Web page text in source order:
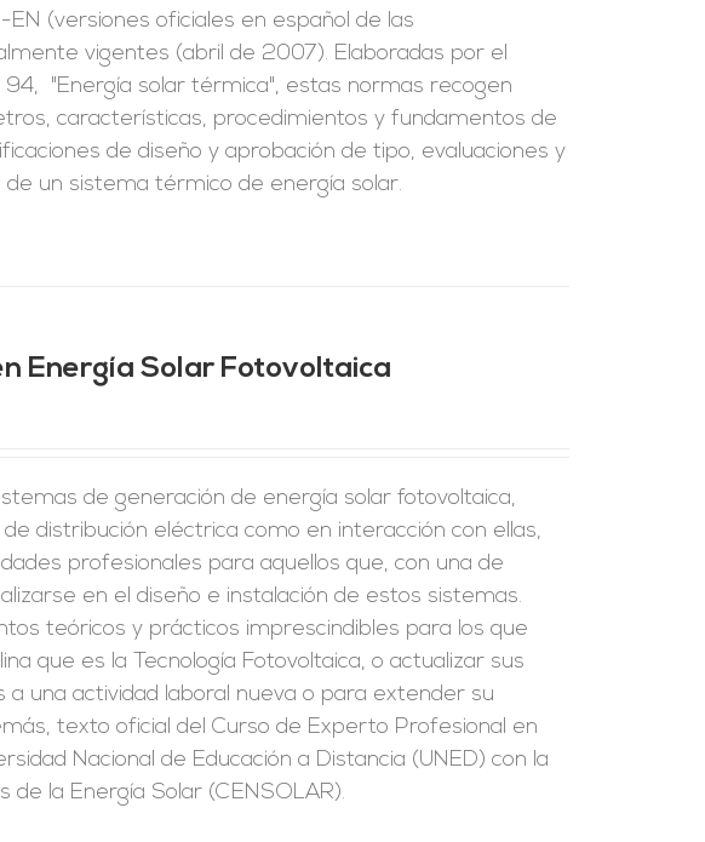
EN (versiones oficiales en español de las
vigentes (abril de 2007). Elaboradas por el
"Energía solar térmica", estas normas recogen
características, procedimientos y fundamentos de
de diseño y aprobación de tipo, evaluaciones y
un sistema térmico de energía solar.
Energía Solar Fotovoltaica
de generación de energía solar fotovoltaica,
distribución eléctrica como en interacción con ellas,
profesionales para aquellos que, con una de
en el diseño e instalación de estos sistemas.
teóricos y prácticos imprescindibles para los que
que es la Tecnología Fotovoltaica, o actualizar sus
una actividad laboral nueva o para extender su
texto oficial del Curso de Experto Profesional en
Nacional de Educación a Distancia (UNED) con la
la Energía Solar (CENSOLAR).